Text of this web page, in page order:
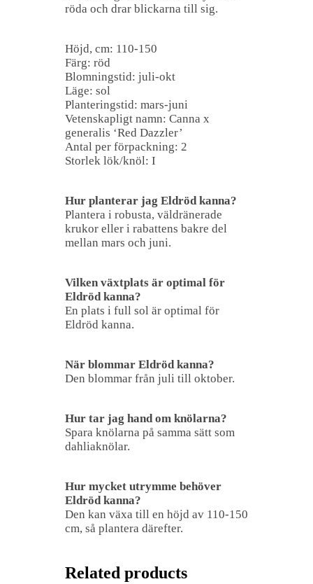
röda och drar blickarna till sig.
Höjd, cm: 110-150
Färg: röd
Blomningstid: juli-okt
Läge: sol
Planteringstid: mars-juni
Vetenskapligt namn: Canna x
generalis ‘Red Dazzler’
Antal per förpackning: 2
Storlek lök/knöl: I
Hur planterar jag Eldröd kanna?
Plantera i robusta, väldränerade
krukor eller i rabattens bakre del
mellan mars och juni.
Vilken växtplats är optimal för
Eldröd kanna?
En plats i full sol är optimal för
Eldröd kanna.
När blommar Eldröd kanna?
Den blommar från juli till oktober.
Hur tar jag hand om knölarna?
Spara knölarna på samma sätt som
dahliaknölar.
Hur mycket utrymme behöver
Eldröd kanna?
Den kan växa till en höjd av 110-150
cm, så plantera därefter.
Related products